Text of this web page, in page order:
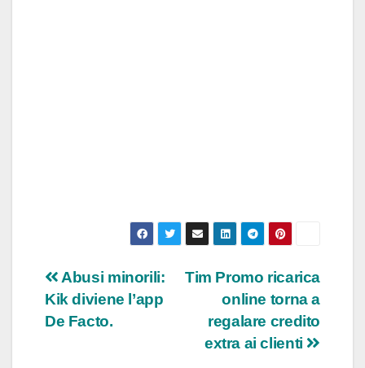
Navigazione
articoli
Tim Promo ricarica
online torna a
regalare credito
extra ai clienti
Abusi minorili:
Kik diviene l’app
De Facto.